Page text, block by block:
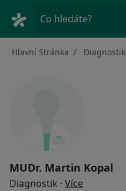
Co hledáte?
Hlavní Stránka Diagnostik
MUDr. Martin Kopal
Diagnostik · Více